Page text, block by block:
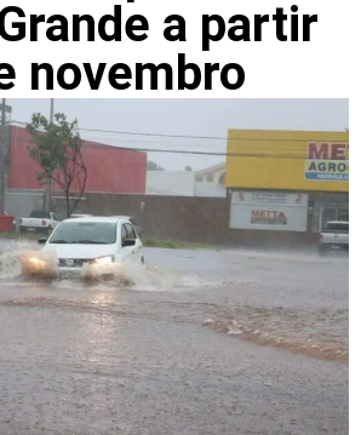
a partir
novembro